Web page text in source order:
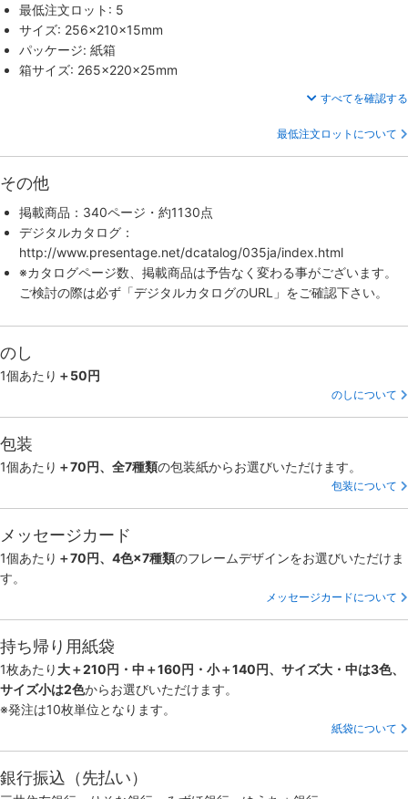
最低注文ロット: 5
サイズ: 256×210×15mm
パッケージ: 紙箱
箱サイズ: 265×220×25mm
すべてを確認する
最低注文ロットについて
その他
掲載商品：340ページ・約1130点
デジタルカタログ：
http://www.presentage.net/dcatalog/035ja/index.html
※カタログページ数、掲載商品は予告なく変わる事がございます。
ご検討の際は必ず「デジタルカタログのURL」をご確認下さい。
のし
1個あたり ＋50円
のしについて
包装
1個あたり ＋70円、全7種類の包装紙からお選びいただけます。
包装について
メッセージカード
1個あたり ＋70円、4色×7種類のフレームデザインをお選びいただけま
す。
メッセージカードについて
持ち帰り用紙袋
1枚あたり 大＋210円・中＋160円・小＋140円、サイズ大・中は3色、
サイズ小は2色からお選びいただけます。
※発注は10枚単位となります。
紙袋について
銀行振込（先払い）